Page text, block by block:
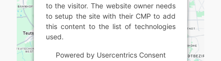
to the visitor. The website owner needs
to setup the site with their CMP to add
this content to the list of technologies
used.
Powered by Usercentrics Consent